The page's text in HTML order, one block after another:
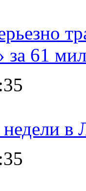
за 61
в